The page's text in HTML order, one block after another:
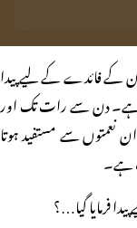
کے فائدے کے لیے پیدا
ہے۔ دن سے رات تک اور
نعمتوں سے مستفید ہوتا
ہے۔
فرمایا گیا…؟